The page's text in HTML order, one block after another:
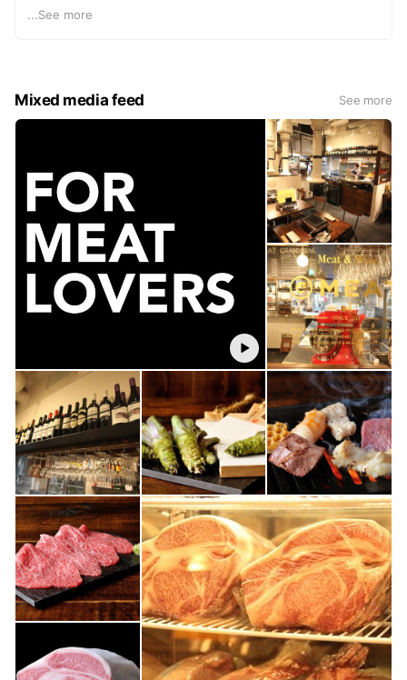
分。 ◎皆様にマルウシミートの肉質の良さを知って頂く為
ル感覚でお楽しみください。 各種ワイン(ボトル)2000円～
取り揃えております！ 極上肉系では、人気の「銀座プレミ
アムロース」や「極上厚切りタン」に、新メニュー「極上
ユッケ」「リブロース＆極上ウニのロール焼き」が加わ
り、さらにマルウシミートブランドの看板とも言える750
円とは思えないカルビも継続！ テーブル個室は6名様まで
ご案内可能です。 【営業時間】 【月～金】 17:00～23:30
【土、日、祝】 17:00～22:00 ※営業中は電話に出れない場
合がございます。 日曜営業 【席数】 52席 【個室】 有 6人
可 （※1室のみ、6名様用個室がございます。） 【クレジッ
トカード】 可 （VISA、MASTER、JCB、AMEX、
Diners） 【禁煙・喫煙】 全面喫煙可
...See more
Mixed media feed See more